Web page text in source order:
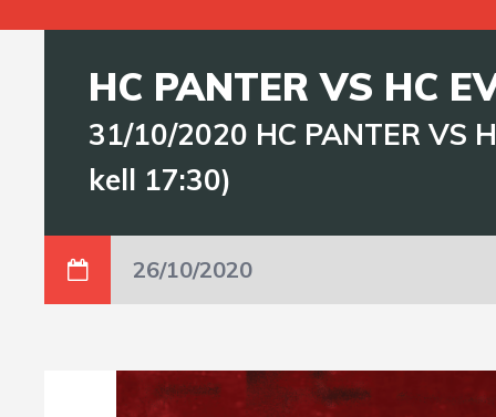
HC PANTER VS HC
31/10/2020 HC PANTER VS
kell 17:30)
26/10/2020